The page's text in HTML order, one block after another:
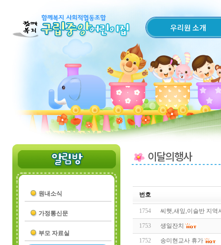
우리원 소개
원내소식
가정통신문
부모 자료실
이달의행사
번호
1754 씨햇,새잎,이슬반 지역
1753 생일잔치
1752 송미현교사 휴가